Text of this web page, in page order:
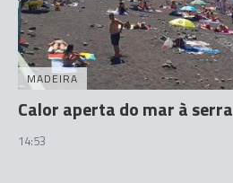
MADEIRA
Calor aperta do mar à serra
14:53